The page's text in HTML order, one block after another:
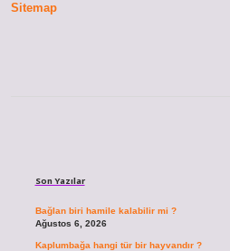
Sitemap
Son Yazılar
Bağlan biri hamile kalabilir mi ?
Ağustos 6, 2026
Kaplumbağa hangi tür bir hayvandır ?